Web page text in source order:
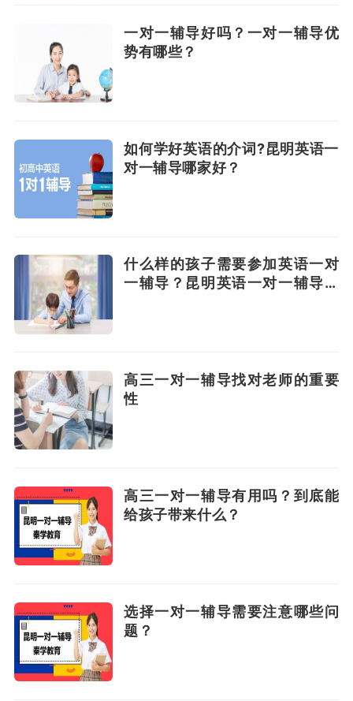
一对一辅导好吗？一对一辅导优
势有哪些？
如何学好英语的介词?昆明英语一
对一辅导哪家好？
什么样的孩子需要参加英语一对
一辅导？昆明英语一对一辅导哪
高三一对一辅导找对老师的重要
性
高三一对一辅导有用吗？到底能
给孩子带来什么？
选择一对一辅导需要注意哪些问
题？